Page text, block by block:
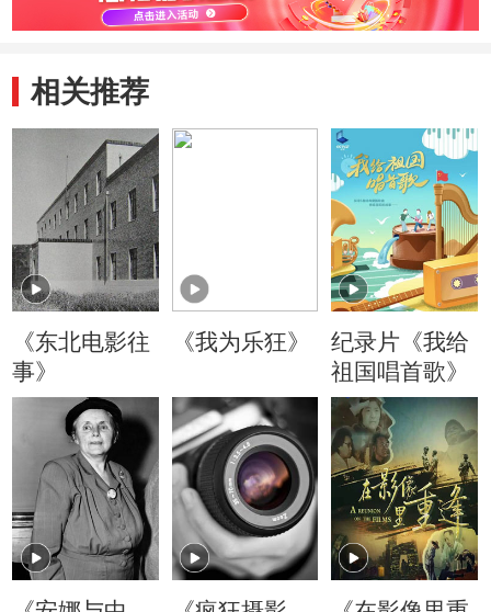
相关推荐
《东北电影往
事》
《我为乐狂》
纪录片《我给
祖国唱首歌》